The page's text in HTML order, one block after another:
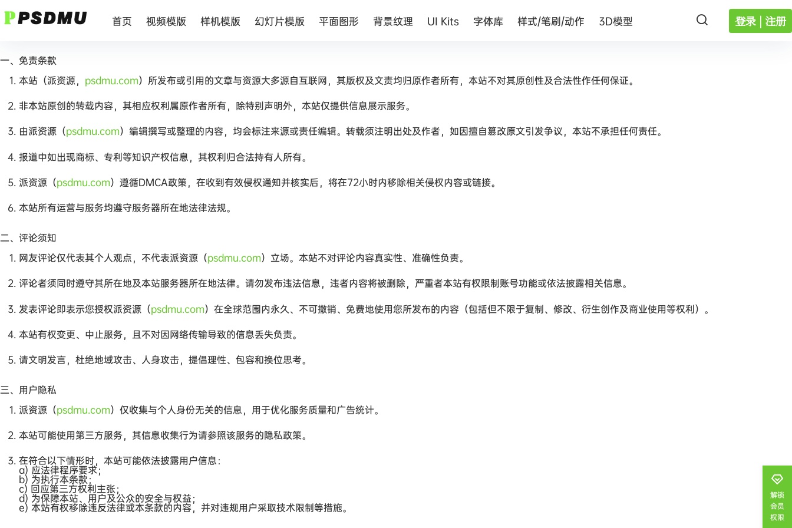
登录 | 注册
首页 视频模版 样机模版 幻灯片模版 平面图形 背景纹理 UI Kits 字体库 样式/笔刷/动作 3D模型
一、免责条款
本站（派资源， psdmu.com）所发布或引用的文章与资源大多源自互联网，其版权及文责均归原作者所有，本站不对其原创性及合法性作任何保证。
非本站原创的转载内容，其相应权利属原作者所有，除特别声明外，本站仅提供信息展示服务。
由派资源（psdmu.com）编辑撰写或整理的内容，均会标注来源或责任编辑。转载须注明出处及作者，如因擅自篡改原文引发争议，本站不承担任何责任。
报道中如出现商标、专利等知识产权信息，其权利归合法持有人所有。
派资源（psdmu.com）遵循DMCA政策，在收到有效侵权通知并核实后，将在72小时内移除相关侵权内容或链接。
本站所有运营与服务均遵守服务器所在地法律法规。
二、评论须知
网友评论仅代表其个人观点，不代表派资源（psdmu.com）立场。本站不对评论内容真实性、准确性负责。
评论者须同时遵守其所在地及本站服务器所在地法律。请勿发布违法信息，违者内容将被删除，严重者本站有权限制账号功能或依法披露相关信息。
发表评论即表示您授权派资源（psdmu.com）在全球范围内永久、不可撤销、免费地使用您所发布的内容（包括但不限于复制、修改、衍生创作及商业使用等权利）。
本站有权变更、中止服务，且不对因网络传输导致的信息丢失负责。
请文明发言，杜绝地域攻击、人身攻击，提倡理性、包容和换位思考。
三、用户隐私
派资源（psdmu.com）仅收集与个人身份无关的信息，用于优化服务质量和广告统计。
本站可能使用第三方服务，其信息收集行为请参照该服务的隐私政策。
在符合以下情形时，本站可能依法披露用户信息：
a) 应法律程序要求；
b) 为执行本条款；
c) 回应第三方权利主张；
d) 为保障本站、用户及公众的安全与权益；
e) 本站有权移除违反法律或本条款的内容，并对违规用户采取技术限制等措施。
解锁
会员
权限